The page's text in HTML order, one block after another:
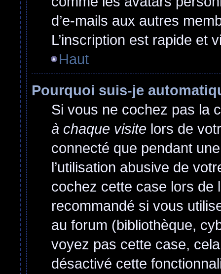
d’e-mails aux autres
L’inscription est rapide et
Haut
Pourquoi suis-je
Si vous ne cochez pas la
à chaque visite lors de
connecté que pendant
l’utilisation abusive de
cochez cette case lors de
recommandé si vous
au forum (bibliothèque,
voyez pas cette case,
désactivé cette